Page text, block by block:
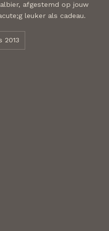
afgestemd op jouw
leuker als cadeau.
2013